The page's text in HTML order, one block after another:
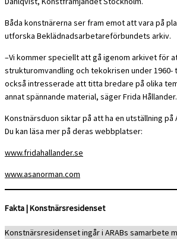
Båda konstnärerna ser fram emot att vara på
utforska Beklädnadsarbetareförbundets arkiv.
–Vi kommer speciellt att gå igenom arkivet för
strukturomvandling och tekokrisen under 1960-
också intresserade att titta bredare på olika
annat spännande material, säger Frida Hållander.
Konstnärsduon siktar på att ha en utställning på
Du kan läsa mer på deras webbplatser:
www.fridahallander.se
www.asanorman.com
Fakta|Konstnärsresidenset
Konstnärsresidenset ingår i ARABs samarbete